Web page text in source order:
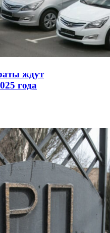
ждут
года